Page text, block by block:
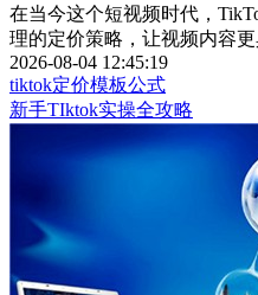
在当今这个短视频时代，
理的定价策略，让视频内容
2026-08-04 12:45:19
tiktok定价模板公式
新手TIktok实操全攻略